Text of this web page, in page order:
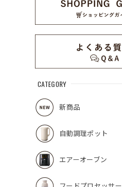
CATEGORY
新商品
自動調理ポット
エアーオーブン